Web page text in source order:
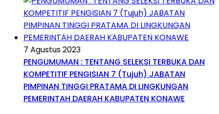
7 Agustus 2023
PENGUMUMAN : TENTANG SELEKSI TERBUKA DAN
KOMPETITIF PENGISIAN 7 (Tujuh) JABATAN
PIMPINAN TINGGI PRATAMA DI LINGKUNGAN
PEMERINTAH DAERAH KABUPATEN KONAWE